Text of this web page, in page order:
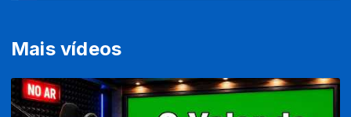
Mais vídeos